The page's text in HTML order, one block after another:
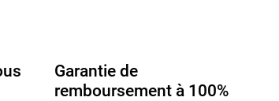
Garantie de
remboursement à 100%